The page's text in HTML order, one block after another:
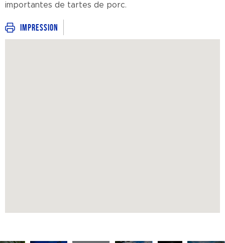
importantes de tartes de porc.
Impression